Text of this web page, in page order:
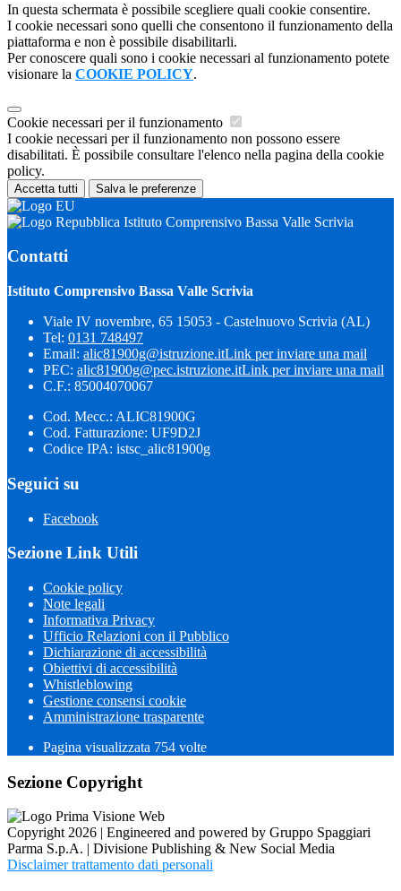
In questa schermata è possibile scegliere quali cookie consentire.
I cookie necessari sono quelli che consentono il funzionamento della
piattaforma e non è possibile disabilitarli.
Per conoscere quali sono i cookie necessari al funzionamento potete
visionare la COOKIE POLICY.
Cookie necessari per il funzionamento
I cookie necessari per il funzionamento non possono essere
disabilitati. È possibile consultare l'elenco nella pagina della cookie
policy.
Accetta tutti Salva le preferenze
Istituto Comprensivo Bassa Valle Scrivia
Contatti
Istituto Comprensivo Bassa Valle Scrivia
Viale IV novembre, 65 15053 - Castelnuovo Scrivia (AL)
Tel: 0131 748497
Email: alic81900g@istruzione.itLink per inviare una mail
PEC: alic81900g@pec.istruzione.itLink per inviare una mail
C.F.: 85004070067
Cod. Mecc.: ALIC81900G
Cod. Fatturazione: UF9D2J
Codice IPA: istsc_alic81900g
Seguici su
Facebook
Sezione Link Utili
Cookie policy
Note legali
Informativa Privacy
Ufficio Relazioni con il Pubblico
Dichiarazione di accessibilità
Obiettivi di accessibilità
Whistleblowing
Gestione consensi cookie
Amministrazione trasparente
Pagina visualizzata 754 volte
Sezione Copyright
Copyright 2026 | Engineered and powered by Gruppo Spaggiari
Parma S.p.A. | Divisione Publishing & New Social Media
Disclaimer trattamento dati personali